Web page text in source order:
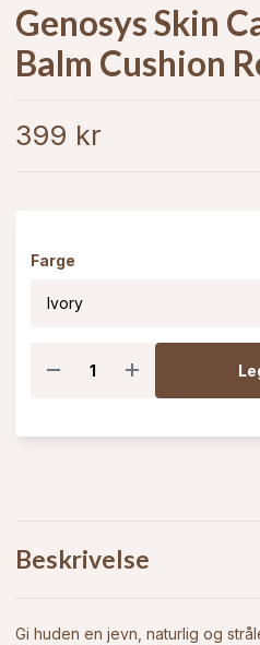
Genosys Skin
Balm Cushion
399 kr
Farge
Beskrivelse
Gi huden en jevn, naturlig og